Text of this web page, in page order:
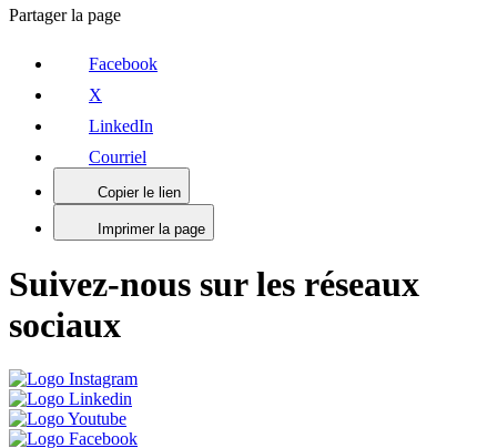
Partager la page
Facebook
X
LinkedIn
Courriel
Copier le lien
Imprimer la page
Suivez-nous sur les réseaux
sociaux